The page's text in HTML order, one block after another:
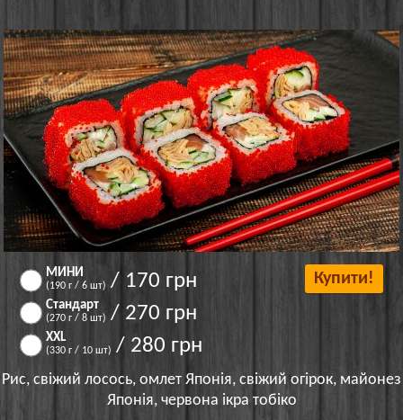
МИНИ
(190 г / 6 шт) / 170 грн
Стандарт
(270 г / 8 шт) / 270 грн
XXL
(330 г / 10 шт) / 280 грн
Купити!
Рис, свіжий лосось, омлет Японія, свіжий огірок, майонез
Японія, червона ікра тобіко